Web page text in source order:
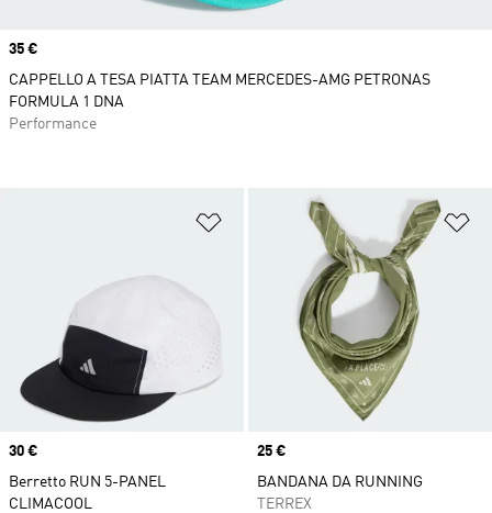
Aggiungi alla lista dei desideri
Price
30 €
Berretto RUN 5-PANEL
CLIMACOOL
Price
25 €
BANDANA DA RUNNING
TERREX
Price
35 €
CAPPELLO A TESA PIATTA TEAM MERCEDES-AMG PETRONAS
FORMULA 1 DNA
Performance